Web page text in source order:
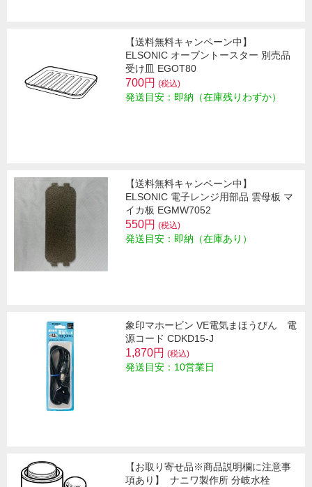
【送料無料キャンペーン中】
ELSONIC オーブントースター 別売品
受け皿 EGOT80
700円 (税込)
発送目安：即納（在庫残りわずか）
【送料無料キャンペーン中】
ELSONIC 電子レンジ用部品 雲母板 マ
イカ板 EGMW7052
550円 (税込)
発送目安：即納（在庫あり）
象印マホービン VE電気まほうびん 電
源コード CDKD15-J
1,870円 (税込)
発送目安：10営業日
【お取り寄せ品※商品説明欄に注意事
項あり】
ナニワ製作所 分岐水栓